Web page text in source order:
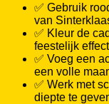
✅ Gebruik
van
✅ Kleur de
feestelijk
✅ Voeg een
een volle
✅ Werk met
diepte te